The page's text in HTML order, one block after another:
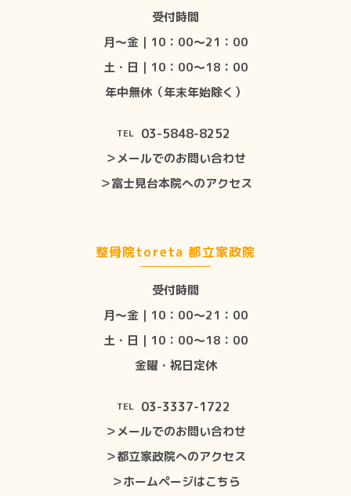
受付時間
月〜金｜10：00〜21：00
土・日｜10：00〜18：00
年中無休（年末年始除く）
TEL 03-5848-8252
＞メールでのお問い合わせ
＞富士見台本院へのアクセス
整骨院toreta 都立家政院
受付時間
月〜金｜10：00〜21：00
土・日｜10：00〜18：00
金曜・祝日定休
TEL 03-3337-1722
＞メールでのお問い合わせ
＞都立家政院へのアクセス
＞ホームページはこちら